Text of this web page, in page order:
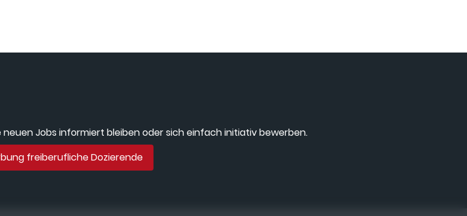
Jobs informiert bleiben oder sich einfach initiativ bewerben.
freiberufliche Dozierende